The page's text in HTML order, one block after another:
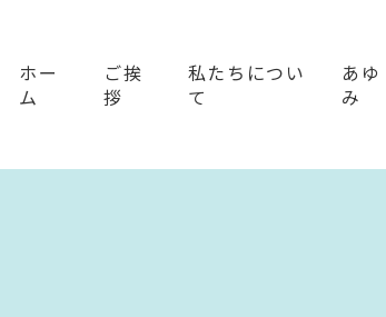
ホー
ム
ご挨
拶
私たちについ
て
あゆ
み